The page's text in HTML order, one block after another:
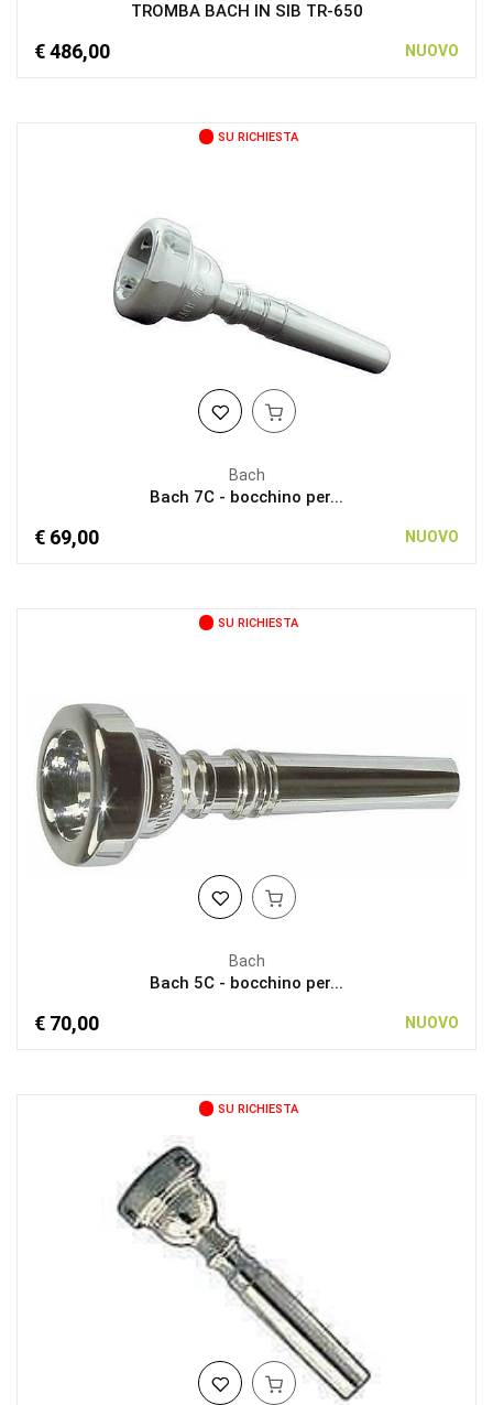
TROMBA BACH IN SIB TR-650
€ 486,00 NUOVO
SU RICHIESTA
Bach
Bach 7C - bocchino per...
€ 69,00 NUOVO
SU RICHIESTA
Bach
Bach 5C - bocchino per...
€ 70,00 NUOVO
SU RICHIESTA